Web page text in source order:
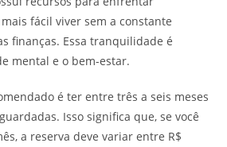
fácil viver sem a constante
finanças. Essa tranquilidade é
mental e o bem-estar.
é ter entre três a seis meses
guardadas. Isso significa que, se você
a reserva deve variar entre R$